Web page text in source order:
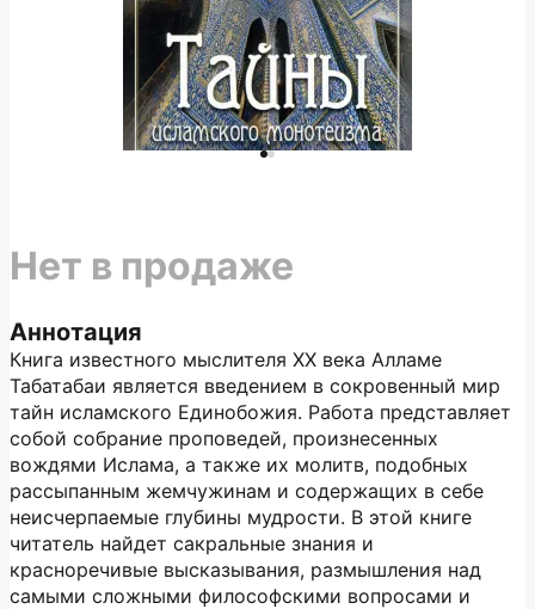
Аннотация
Книга известного мыслителя XX века Алламе
Табатабаи является введением в сокровенный мир
тайн исламского Единобожия. Работа представляет
собой собрание проповедей, произнесенных
вождями Ислама, а также их молитв, подобных
рассыпанным жемчужинам и содержащих в себе
неисчерпаемые глубины мудрости. В этой книге
читатель найдет сакральные знания и
красноречивые высказывания, размышления над
самыми сложными философскими вопросами и
Нет в продаже